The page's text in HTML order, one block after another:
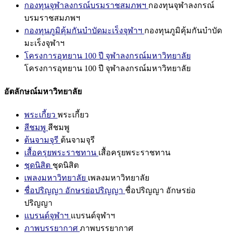
กองทุนจุฬาลงกรณ์บรมราชสมภพฯ กองทุนจุฬาลงกรณ์
บรมราชสมภพฯ
กองทุนภูมิคุ้มกันบำบัดมะเร็งจุฬาฯ กองทุนภูมิคุ้มกันบำบัด
มะเร็งจุฬาฯ
โครงการอุทยาน 100 ปี จุฬาลงกรณ์มหาวิทยาลัย
โครงการอุทยาน 100 ปี จุฬาลงกรณ์มหาวิทยาลัย
อัตลักษณ์มหาวิทยาลัย
พระเกี้ยว พระเกี้ยว
สีชมพู สีชมพู
ต้นจามจุรี ต้นจามจุรี
เสื้อครุยพระราชทาน เสื้อครุยพระราชทาน
ชุดนิสิต ชุดนิสิต
เพลงมหาวิทยาลัย เพลงมหาวิทยาลัย
ชื่อปริญญา อักษรย่อปริญญา ชื่อปริญญา อักษรย่อ
ปริญญา
แบรนด์จุฬาฯ แบรนด์จุฬาฯ
ภาพบรรยากาศ ภาพบรรยากาศ